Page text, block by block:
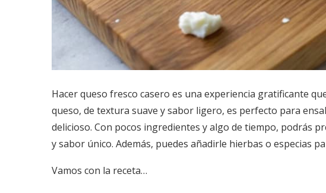
Hacer queso fresco casero es una experiencia gratificante
queso, de textura suave y sabor ligero, es perfecto para
delicioso. Con pocos ingredientes y algo de tiempo, podrás
y sabor único. Además, puedes añadirle hierbas o especias
Vamos con la receta…